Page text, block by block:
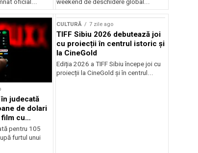
oficial...
weekend de deschidere global...
judecată
de dolari
cu
pentru 105
furtul unui
CULTURĂ 7 zile ago
TIFF Sibiu 2026 debutează joi
cu proiecții în centrul istoric și
la CineGold
Ediția 2026 a TIFF Sibiu începe joi cu
proiecții la CineGold și în centrul...